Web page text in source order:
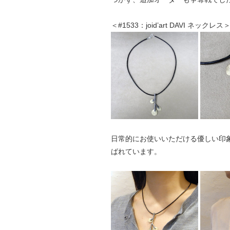
＜#1533：joid’art DAVI ネックレス＞
日常的にお使いいただける優しい
ばれています。